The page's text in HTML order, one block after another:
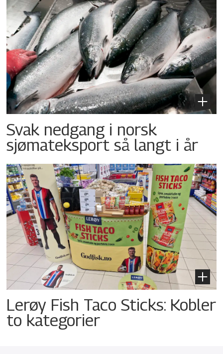
Svak nedgang i norsk
sjømateksport så langt i år
Lerøy Fish Taco Sticks: Kobler
to kategorier